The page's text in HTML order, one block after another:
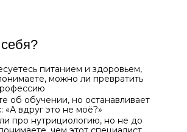
питанием и здоровьем,
можно ли превратить
об обучении, но останавливает
«А вдруг это не моё?»
про нутрициологию, но не до